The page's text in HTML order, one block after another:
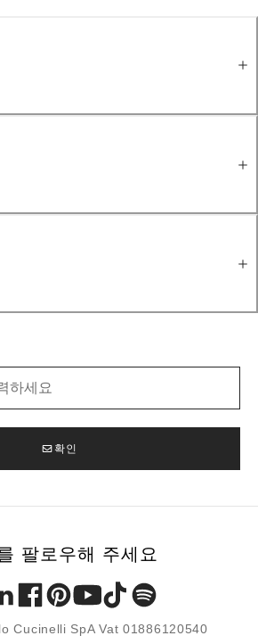
확인
팔로우해 주세요
Cucinelli SpA Vat 01886120540